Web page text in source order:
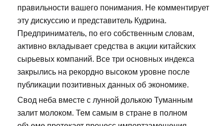
правильности вашего понимания. Не комментирует
эту дискуссию и представитель Кудрина.
Предприниматель, по его собственным словам,
активно вкладывает средства в акции китайских
сырьевых компаний. Все три основных индекса
закрылись на рекордно высоком уровне после
публикации позитивных данных об экономике.
Свод неба вместе с лунной долькою Туманным
залит молоком. Тем самым в стране в полном